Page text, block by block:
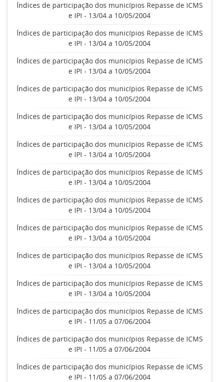
Índices de participação dos municípios Repasse de ICMS
e IPI - 13/04 a 10/05/2004
Índices de participação dos municípios Repasse de ICMS
e IPI - 13/04 a 10/05/2004
Índices de participação dos municípios Repasse de ICMS
e IPI - 13/04 a 10/05/2004
Índices de participação dos municípios Repasse de ICMS
e IPI - 13/04 a 10/05/2004
Índices de participação dos municípios Repasse de ICMS
e IPI - 13/04 a 10/05/2004
Índices de participação dos municípios Repasse de ICMS
e IPI - 13/04 a 10/05/2004
Índices de participação dos municípios Repasse de ICMS
e IPI - 13/04 a 10/05/2004
Índices de participação dos municípios Repasse de ICMS
e IPI - 13/04 a 10/05/2004
Índices de participação dos municípios Repasse de ICMS
e IPI - 13/04 a 10/05/2004
Índices de participação dos municípios Repasse de ICMS
e IPI - 13/04 a 10/05/2004
Índices de participação dos municípios Repasse de ICMS
e IPI - 13/04 a 10/05/2004
Índices de participação dos municípios Repasse de ICMS
e IPI - 11/05 a 07/06/2004
Índices de participação dos municípios Repasse de ICMS
e IPI - 11/05 a 07/06/2004
Índices de participação dos municípios Repasse de ICMS
e IPI - 11/05 a 07/06/2004